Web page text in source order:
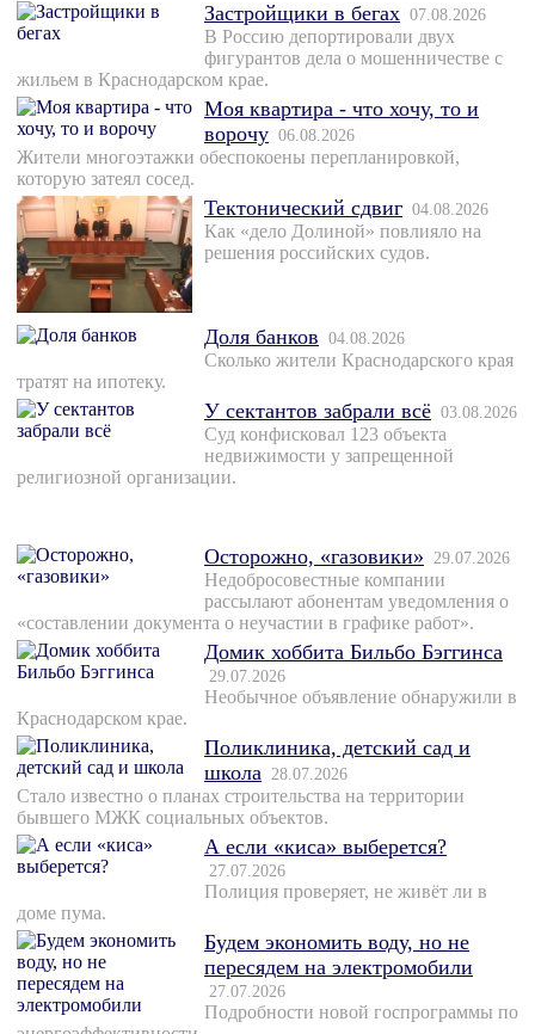
Застройщики в бегах 07.08.2026
В Россию депортировали двух
фигурантов дела о мошенничестве с
жильем в Краснодарском крае.
Моя квартира - что хочу, то и
ворочу 06.08.2026
Жители многоэтажки обеспокоены перепланировкой,
которую затеял сосед.
Тектонический сдвиг 04.08.2026
Как «дело Долиной» повлияло на
решения российских судов.
Доля банков 04.08.2026
Сколько жители Краснодарского края
тратят на ипотеку.
У сектантов забрали всё 03.08.2026
Суд конфисковал 123 объекта
недвижимости у запрещенной
религиозной организации.
Осторожно, «газовики» 29.07.2026
Недобросовестные компании
рассылают абонентам уведомления о
«составлении документа о неучастии в графике работ».
Домик хоббита Бильбо Бэггинса
29.07.2026
Необычное объявление обнаружили в
Краснодарском крае.
Поликлиника, детский сад и
школа 28.07.2026
Стало известно о планах строительства на территории
бывшего МЖК социальных объектов.
А если «киса» выберется?
27.07.2026
Полиция проверяет, не живёт ли в
доме пума.
Будем экономить воду, но не
пересядем на электромобили
27.07.2026
Подробности новой госпрограммы по